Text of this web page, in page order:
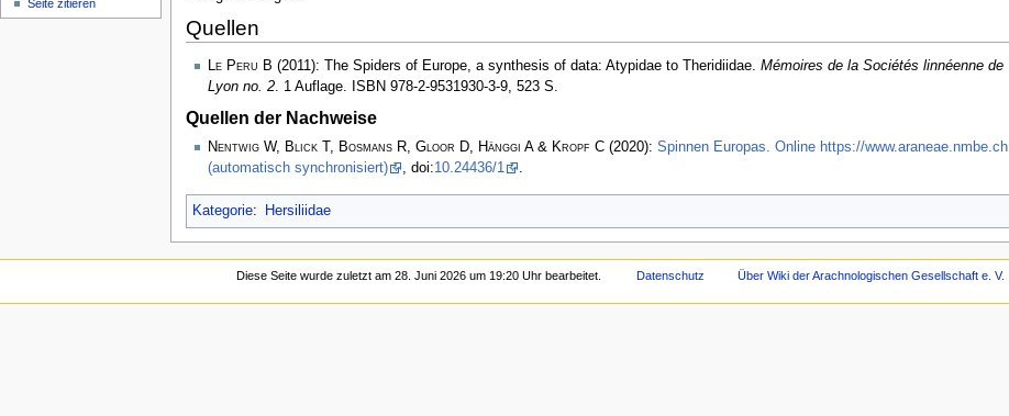
Quellen
Le Peru B (2011): The Spiders of Europe, a synthesis of data: Atypidae to Theridiidae. Mémoires de la Sociétés linnéenne de
Lyon no. 2. 1 Auflage. ISBN 978-2-9531930-3-9, 523 S.
Quellen der Nachweise
Nentwig W, Blick T, Bosmans R, Gloor D, Hänggi A & Kropf C(2020): Spinnen Europas. Online https://www.araneae.nmbe.ch
(automatisch synchronisiert)
, doi:10.24436/1
Kategorie: Hersiliidae
Seite zitieren
Diese Seite wurde zuletzt am 28. Juni 2026 um 19:20 Uhr bearbeitet. Datenschutz Über Wiki der Arachnologischen Gesellschaft e. V.